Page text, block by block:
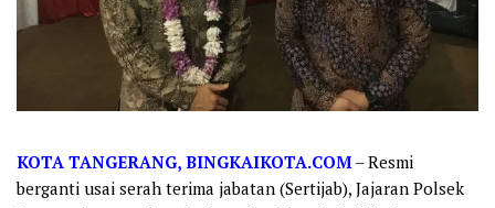
KOTA TANGERANG, BINGKAIKOTA.COM – Resmi
berganti usai serah terima jabatan (Sertijab), Jajaran Polsek